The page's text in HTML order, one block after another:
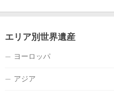
エリア別世界遺産
ヨーロッパ
アジア